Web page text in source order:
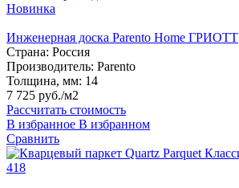
Новинка
Инженерная доска Parento Home ГРИОТТ
Страна: Россия
Производитель: Parento
Толщина, мм: 14
7 725 руб./м2
Рассчитать стоимость
В избранное В избранном
Сравнить